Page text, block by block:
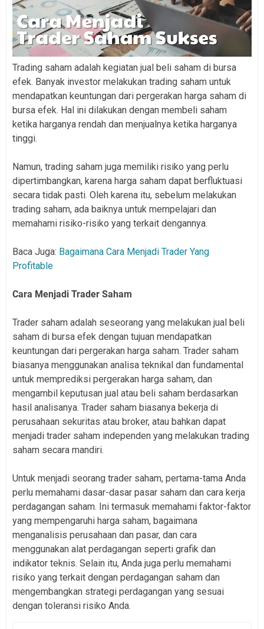
Trading saham adalah kegiatan jual beli saham di bursa
efek. Banyak investor melakukan trading saham untuk
mendapatkan keuntungan dari pergerakan harga saham di
bursa efek. Hal ini dilakukan dengan membeli saham
ketika harganya rendah dan menjualnya ketika harganya
tinggi.
Namun, trading saham juga memiliki risiko yang perlu
dipertimbangkan, karena harga saham dapat berfluktuasi
secara tidak pasti. Oleh karena itu, sebelum melakukan
trading saham, ada baiknya untuk mempelajari dan
memahami risiko-risiko yang terkait dengannya.
Baca Juga: Bagaimana Cara Menjadi Trader Yang
Profitable
Cara Menjadi Trader Saham
Trader saham adalah seseorang yang melakukan jual beli
saham di bursa efek dengan tujuan mendapatkan
keuntungan dari pergerakan harga saham. Trader saham
biasanya menggunakan analisa teknikal dan fundamental
untuk memprediksi pergerakan harga saham, dan
mengambil keputusan jual atau beli saham berdasarkan
hasil analisanya. Trader saham biasanya bekerja di
perusahaan sekuritas atau broker, atau bahkan dapat
menjadi trader saham independen yang melakukan trading
saham secara mandiri.
Untuk menjadi seorang trader saham, pertama-tama Anda
perlu memahami dasar-dasar pasar saham dan cara kerja
perdagangan saham. Ini termasuk memahami faktor-faktor
yang mempengaruhi harga saham, bagaimana
menganalisis perusahaan dan pasar, dan cara
menggunakan alat perdagangan seperti grafik dan
indikator teknis. Selain itu, Anda juga perlu memahami
risiko yang terkait dengan perdagangan saham dan
mengembangkan strategi perdagangan yang sesuai
dengan toleransi risiko Anda.